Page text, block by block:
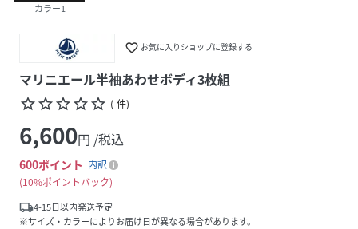
カラー1
favorite_border お気に入りショップに登録する
マリニエール半袖あわせボディ3枚組
star_borderstar_borderstar_borderstar_borderstar_border (-件)
6,600円 /税込
600ポイント 内訳
10%ポイントバック
local_shipping4-15日以内発送予定
※サイズ・カラーによりお届け日が異なる場合があります。